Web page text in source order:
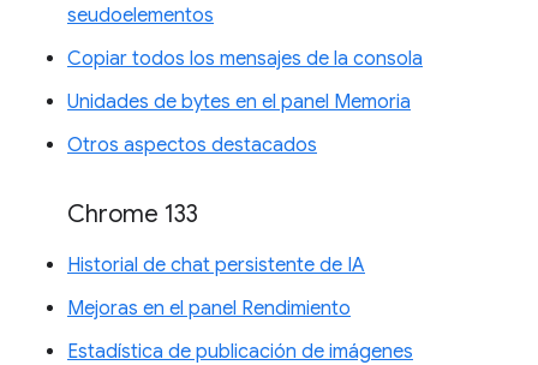
seudoelementos
Copiar todos los mensajes de la consola
Unidades de bytes en el panel Memoria
Otros aspectos destacados
Chrome 133
Historial de chat persistente de IA
Mejoras en el panel Rendimiento
Estadística de publicación de imágenes